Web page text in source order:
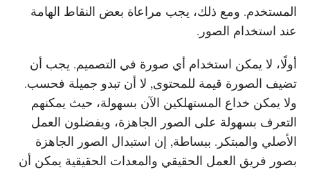
المستخدم. ومع ذلك، يجب مراعاة بعض النقاط الهامة
عند استخدام الصور.
أولًا، لا يمكن استخدام أي صورة في التصميم. يجب أن
تضيف الصورة قيمة للمحتوى, لا أن تبدو جميلة فحسب.
ولا يمكن خداع المستهلكين الآن بسهولة، حيث يمكنهم
التعرف بسهولة على الصور الجاهزة، ويفضلون العمل
الأصلي والمبتكر. ببساطة, إن استبدال الصور الجاهزة
بصور فريق العمل الحقيقي والمعدات الحقيقية يمكن أن